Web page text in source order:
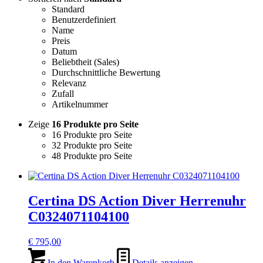
Standard
Benutzerdefiniert
Name
Preis
Datum
Beliebtheit (Sales)
Durchschnittliche Bewertung
Relevanz
Zufall
Artikelnummer
Zeige 16 Produkte pro Seite
16 Produkte pro Seite
32 Produkte pro Seite
48 Produkte pro Seite
Certina DS Action Diver Herrenuhr
C0324071104100
€ 795,00